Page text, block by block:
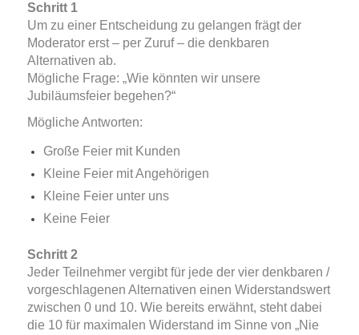
Schritt 1
Um zu einer Entscheidung zu gelangen frägt der
Moderator erst – per Zuruf – die denkbaren
Alternativen ab.
Mögliche Frage: „Wie könnten wir unsere
Jubiläumsfeier begehen?“
Mögliche Antworten:
Große Feier mit Kunden
Kleine Feier mit Angehörigen
Kleine Feier unter uns
Keine Feier
Schritt 2
Jeder Teilnehmer vergibt für jede der vier denkbaren /
vorgeschlagenen Alternativen einen Widerstandswert
zwischen 0 und 10. Wie bereits erwähnt, steht dabei
die 10 für maximalen Widerstand im Sinne von „Nie